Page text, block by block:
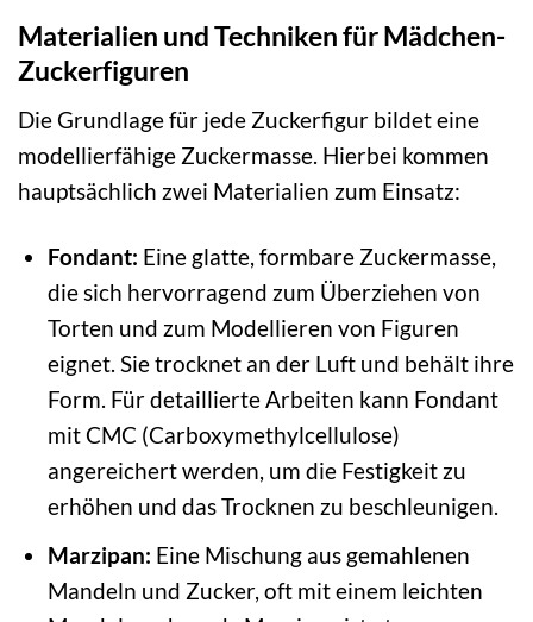
Materialien und Techniken für Mädchen-
Zuckerfiguren
Die Grundlage für jede Zuckerfigur bildet eine
modellierfähige Zuckermasse. Hierbei kommen
hauptsächlich zwei Materialien zum Einsatz:
Fondant: Eine glatte, formbare Zuckermasse,
die sich hervorragend zum Überziehen von
Torten und zum Modellieren von Figuren
eignet. Sie trocknet an der Luft und behält ihre
Form. Für detaillierte Arbeiten kann Fondant
mit CMC (Carboxymethylcellulose)
angereichert werden, um die Festigkeit zu
erhöhen und das Trocknen zu beschleunigen.
Marzipan: Eine Mischung aus gemahlenen
Mandeln und Zucker, oft mit einem leichten